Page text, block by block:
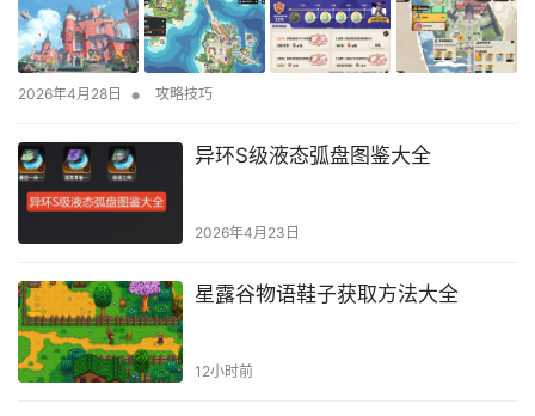
2026年4月28日 • 攻略技巧
异环S级液态弧盘图鉴大全
2026年4月23日
星露谷物语鞋子获取方法大全
12小时前